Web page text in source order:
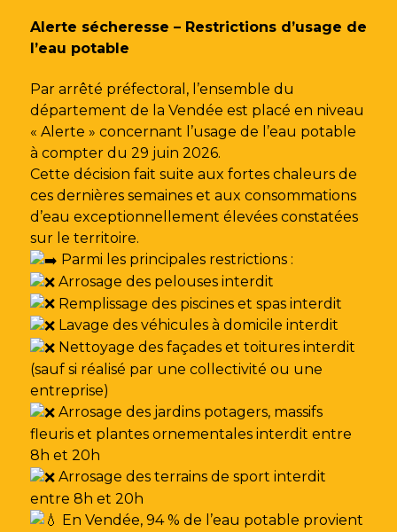
Alerte sécheresse – Restrictions d’usage de
l’eau potable
Par arrêté préfectoral, l’ensemble du
département de la Vendée est placé en niveau
« Alerte » concernant l’usage de l’eau potable
à compter du 29 juin 2026.
Cette décision fait suite aux fortes chaleurs de
ces dernières semaines et aux consommations
d’eau exceptionnellement élevées constatées
sur le territoire.
Parmi les principales restrictions :
Arrosage des pelouses interdit
Remplissage des piscines et spas interdit
Lavage des véhicules à domicile interdit
Nettoyage des façades et toitures interdit
(sauf si réalisé par une collectivité ou une
entreprise)
Arrosage des jardins potagers, massifs
fleuris et plantes ornementales interdit entre
8h et 20h
Arrosage des terrains de sport interdit
entre 8h et 20h
En Vendée, 94 % de l’eau potable provient